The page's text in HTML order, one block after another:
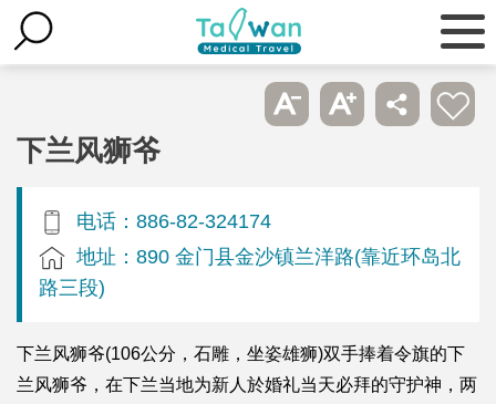
下兰风狮爷
电话：886-82-324174
地址：890 金门县金沙镇兰洋路(靠近环岛北
路三段)
下兰风狮爷(106公分，石雕，坐姿雄狮)双手捧着令旗的下
兰风狮爷，在下兰当地为新人於婚礼当天必拜的守护神，两